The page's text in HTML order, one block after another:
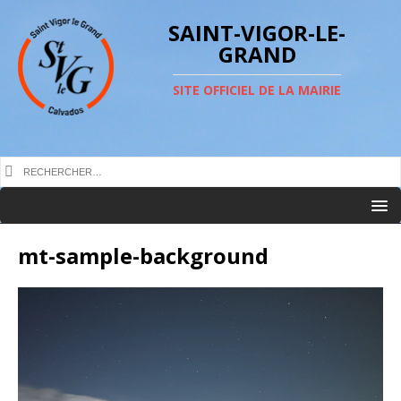
SAINT-VIGOR-LE-
GRAND
SITE OFFICIEL DE LA MAIRIE
mt-sample-background